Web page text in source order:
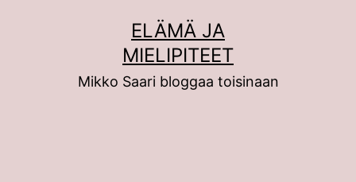
ELÄMÄ JA
MIELIPITEET
Mikko Saari bloggaa toisinaan